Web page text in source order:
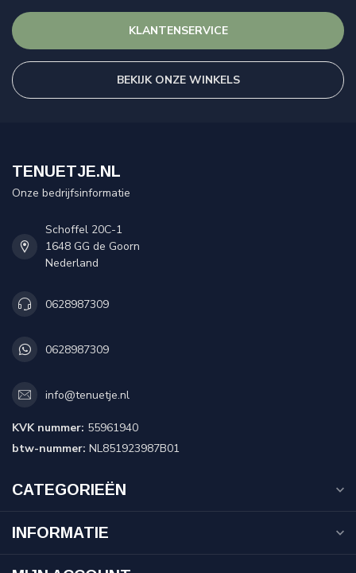
KLANTENSERVICE
BEKIJK ONZE WINKELS
TENUETJE.NL
Onze bedrijfsinformatie
Schoffel 20C-1
1648 GG de Goorn
Nederland
0628987309
0628987309
info@tenuetje.nl
KVK nummer: 55961940
btw-nummer: NL851923987B01
CATEGORIEËN
INFORMATIE